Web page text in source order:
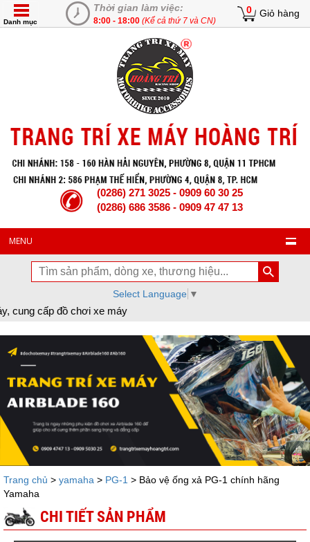
Thời gian làm việc:
8:00 - 18:00 (Kể cả thứ 7 và CN)
0 Giỏ hàng
Danh mục
(0286) 271 3025 - 0909 60 30 25
(0286) 686 3586 - 0909 47 47 13
MENU
Select Language ▼
chơi xe máy
Trang chủ > yamaha > PG-1 > Bảo vệ ống xả PG-1 chính hãng
Yamaha
CHI TIẾT SẢN PHẨM